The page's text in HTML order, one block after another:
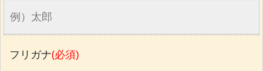
フリガナ(必須)